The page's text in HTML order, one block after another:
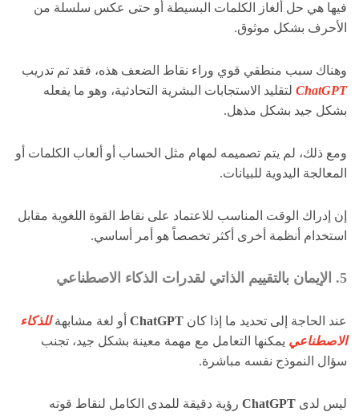
فيها هي حل ألغاز الكلمات البسيطة أو حتى عكس سلسلة من
الأحرف بشكل موثوق.
وهناك سبب منطقي قوي وراء نقاط الضعف هذه، فقد تم تدريب
ChatGPT لتقليد الاستجابات البشرية التحادثية، وهو ما يفعله
بشكل جيد بشكل مذهل.
ومع ذلك، لم يتم تصميمه لمهام مثل الحساب أو ألعاب الكلمات أو
المعالجة اليدوية للبيانات.
إن إدراك الوقت المناسب للاعتماد على نقاط القوة اللغوية مقابل
استخدام أنظمة أخرى أكثر تخصصاً هو أمر أساسي.
5. الإيمان بالتقييم الذاتي لقدرات الذكاء الاصطناعي
عند الحاجة إلى تحديد ما إذا كان ChatGPT أو لغة مشابهةللذكاء
الاصطناعي يمكنها التعامل مع مهمة معينة بشكل جيد، تجنب
سؤال النموذج نفسه مباشرة.
ليس لدى ChatGPT رؤية دقيقة للمدى الكامل لنقاط قوته